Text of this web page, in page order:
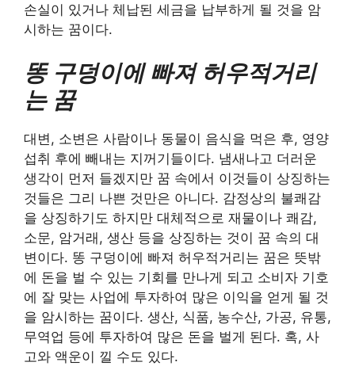
손실이 있거나 체납된 세금을 납부하게 될 것을 암
시하는 꿈이다.
똥 구덩이에 빠져 허우적거리
는 꿈
대변, 소변은 사람이나 동물이 음식을 먹은 후, 영양
섭취 후에 빼내는 지꺼기들이다. 냄새나고 더러운
생각이 먼저 들겠지만 꿈 속에서 이것들이 상징하는
것들은 그리 나쁜 것만은 아니다. 감정상의 불쾌감
을 상징하기도 하지만 대체적으로 재물이나 쾌감,
소문, 암거래, 생산 등을 상징하는 것이 꿈 속의 대
변이다. 똥 구덩이에 빠져 허우적거리는 꿈은 뜻밖
에 돈을 벌 수 있는 기회를 만나게 되고 소비자 기호
에 잘 맞는 사업에 투자하여 많은 이익을 얻게 될 것
을 암시하는 꿈이다. 생산, 식품, 농수산, 가공, 유통,
무역업 등에 투자하여 많은 돈을 벌게 된다. 혹, 사
고와 액운이 낄 수도 있다.